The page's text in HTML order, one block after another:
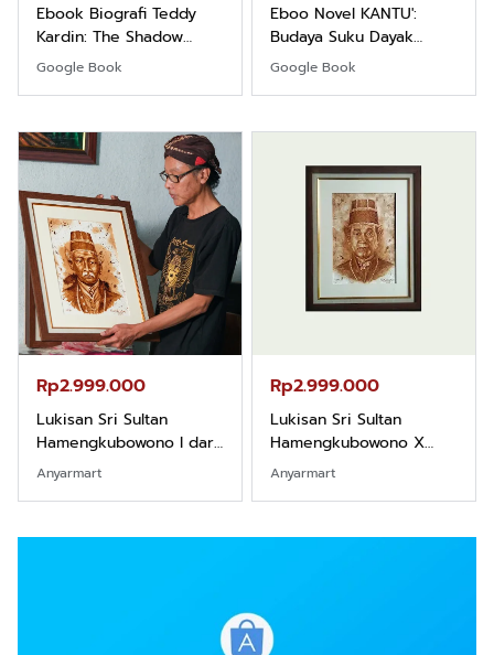
Ebook Biografi Teddy
Kardin: The Shadow
Khight |
Google Book
Eboo Novel KANTU':
Budaya Suku Dayak
Borneo
Google Book
Rp2.999.000
Lukisan Sri Sultan
Hamengkubowono I dari
Kopi Karya Rudi Winarso
Anyarmart
Rp2.999.000
Lukisan Sri Sultan
Hamengkubowono X
dari Kopi Karya Rudi
Winarso
Anyarmart